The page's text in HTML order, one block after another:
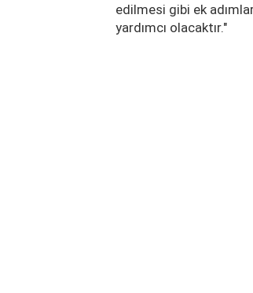
edilmesi gibi ek
yardımcı olacaktır."